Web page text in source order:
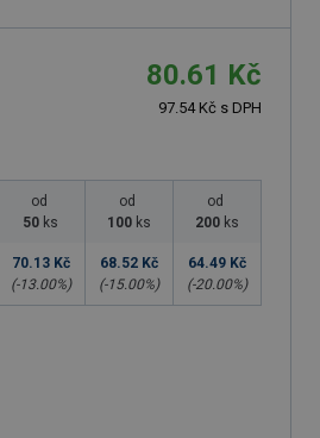
80.61 Kč
97.54 Kč s DPH
od
50 ks
70.13 Kč
(-13.00%)
od
100 ks
68.52 Kč
(-15.00%)
od
200 ks
64.49 Kč
(-20.00%)